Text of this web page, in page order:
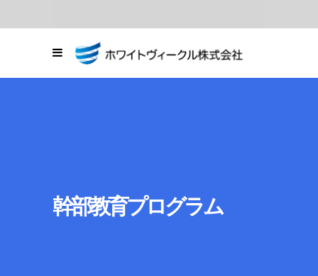
03-6278-8664
幹部教育プログラム